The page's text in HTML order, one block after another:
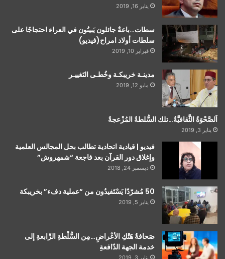
يناير 16, 2019
سطات…باعةٌ جائلون يَبيتُون في العراء احتجاجًا على
سلطات أولاد امراح(فيديو)
فبراير 10, 2019
مدينـة خريبكـة وخُطـى التَغييـر
مايو 12, 2019
اَلصَّحْوَةُ الثَّقافيَّةُ…تلك السُّلطةُ المُزْعجةُ
يناير 3, 2019
فيديو | قيادية اتحادية تطالب بحل المجالس العلمية
وإغلاق دور القرآن بعد فاجعة “شمهروش”
ديسمبر 24, 2018
50 مُشرّدًا يَسْتَفيدُون من “عملية دفء” بخريبكة
يناير 5, 2019
صَحافةُ هَتْكِ الأعْراضِ…مِن السُّلْطةِ الرِّابعةِ إلى
خدمة الجهة الدّافعةِ
يناير 3, 2019